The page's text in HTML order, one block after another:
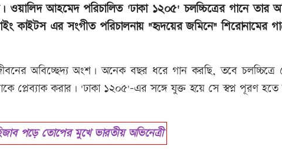
ওয়ালিদ আহমেদ পরিচালিত 'ঢাকা ১২০৫' চলচ্চিত্রের গানে তার
কাইটস এর সংগীত পরিচালনায় "হৃদয়ের জমিনে" শিরোনামের
অবিচ্ছেদ্য অংশ। অনেক বছর ধরে গান করছি, তবে চলচ্চিত্রে
প্লেব্যাক করার। 'ঢাকা ১২০৫'-এর সঙ্গে যুক্ত হয়ে সে স্বপ্ন পূরণ হতে
পড়ে তোপের মুখে ভারতীয় অভিনেত্রী